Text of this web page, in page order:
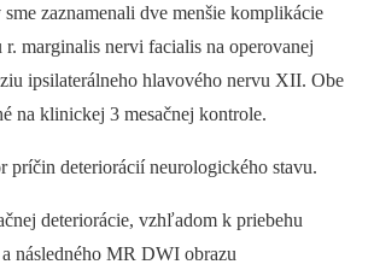
zaznamenali dve menšie komplikácie
marginalis nervi facialis na operovanej
ipsilaterálneho hlavového nervu XII. Obe
na klinickej 3 mesačnej kontrole.
príčin deteriorácií neurologického stavu.
deteriorácie, vzhľadom k priebehu
následného MR DWI obrazu